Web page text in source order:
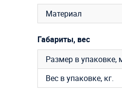
Материал
Габариты, вес
Размер в упаковке,
Вес в упаковке, кг.